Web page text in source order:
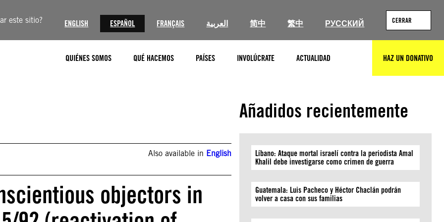
este sitio? ENGLISH ESPAÑOL FRANÇAIS العربية 简中 繁中 РУССКИЙ CERRAR
QUIÉNES SOMOS QUÉ HACEMOS PAÍSES INVOLÚCRATE ACTUALIDAD HAZ UN DONATIVO
Also available in English
objectors in
Añadidos recientemente
Líbano: Ataque mortal israelí contra la periodista Amal
Khalil debe investigarse como crimen de guerra
Guatemala: Luis Pacheco y Héctor Chaclán podrán
volver a casa con sus familias